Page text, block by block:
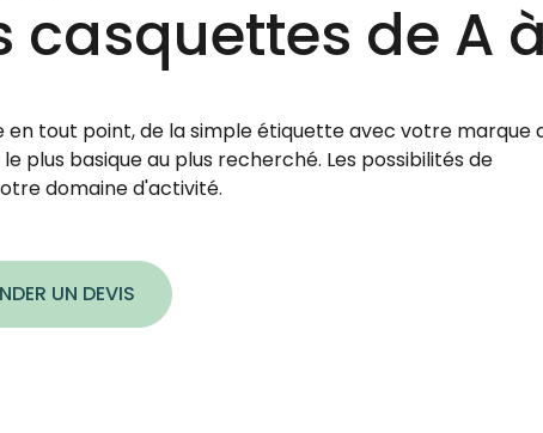
casquettes de A
tout point, de la simple étiquette avec votre marque
plus basique au plus recherché. Les possibilités de
domaine d'activité.
UN DEVIS